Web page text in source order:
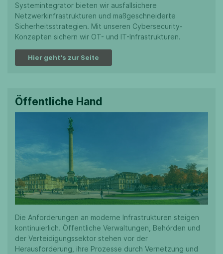
Systemintegrator bieten wir ausfallsichere
Netzwerkinfrastrukturen und maßgeschneiderte
Sicherheitsstrategien. Mit unseren Cybersecurity-
Konzepten sichern wir OT- und IT-Infrastrukturen.
Hier geht's zur Seite
Öffentliche Hand
Die Anforderungen an moderne Infrastrukturen steigen
kontinuierlich. Öffentliche Verwaltungen, Behörden und
der Verteidigungssektor stehen vor der
Herausforderung, ihre Prozesse durch Vernetzung und